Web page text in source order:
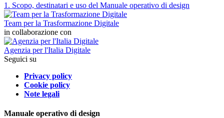
1. Scopo, destinatari e uso del Manuale operativo di design
Team per la Trasformazione Digitale
in collaborazione con
Agenzia per l'Italia Digitale
Seguici su
Privacy policy
Cookie policy
Note legali
Manuale operativo di design